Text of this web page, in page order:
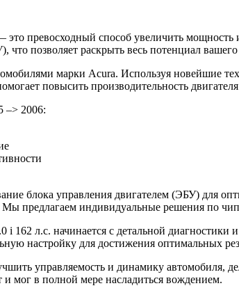
превосходный способ увеличить
позволяет раскрыть весь потенциал вашего
марки Acura. Используя новейшие
повысить производительность
–> 2006:
блока управления двигателем (ЭБУ) для
Мы предлагаем индивидуальные решения по
л.с. начинается с детальной
настройку для достижения оптимальных
управляемость и динамику автомобиля,
мог в полной мере насладиться вождением.